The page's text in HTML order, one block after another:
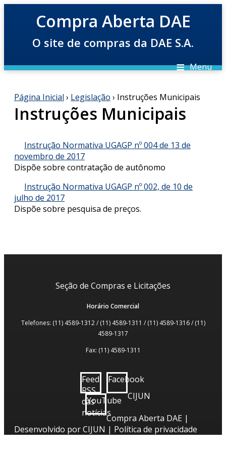
Compra Aberta DAE
O site de compras da DAE S.A.
≡ Menu
Página Inicial › Legislação › Instruções Municipais
Instruções Municipais
Instrução Normativa UGAGP nº 004 de 13 de
novembro de 2017
Dispõe sobre contratação de autônomo
Instrução Normativa UGAGP nº 002, de 10 de
julho de 2017
Dispõe sobre pesquisa de preços.
Seção de Compras e Licitações
Horário Comercial
Telefones: (11) 4589-1312 / (11) 4589-1311 / (11) 4589-1316 / (11)
4589-1317
Fax: (11) 4589-1311
Feed
RSS
das
notícias
Facebook
YouTube CIJUN
Compra Aberta DAE |
Desenvolvido porCIJUN | Política de privacidade